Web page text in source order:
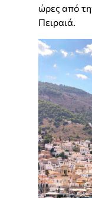
ώρες από
Πειραιά.